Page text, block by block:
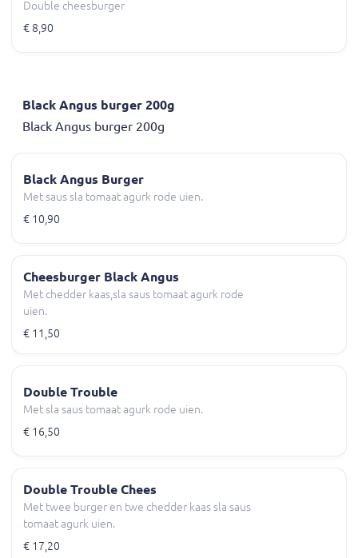
Double cheesburger
€ 8,90
Black Angus burger 200g
Black Angus burger 200g
Black Angus Burger
Met saus sla tomaat agurk rode uien.
€ 10,90
Cheesburger Black Angus
Met chedder kaas,sla saus tomaat agurk rode
uien.
€ 11,50
Double Trouble
Met sla saus tomaat agurk rode uien.
€ 16,50
Double Trouble Chees
Met twee burger en twe chedder kaas sla saus
tomaat agurk uien.
€ 17,20